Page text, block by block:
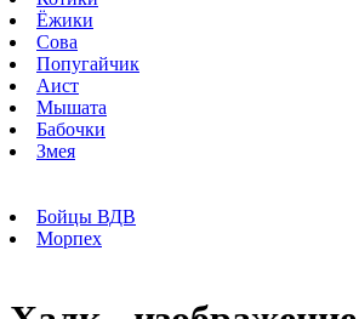
Ёжики
Сова
Попугайчик
Аист
Мышата
Бабочки
Змея
Бойцы ВДВ
Морпех